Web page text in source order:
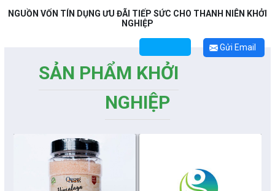
NGUỒN VỐN TÍN DỤNG ƯU ĐÃI TIẾP SỨC CHO THANH NIÊN KHỞI
NGHIỆP
Gửi Email
SẢN PHẨM KHỞI
NGHIỆP
Những sáng tạo độc đáo từ “cây nhà lá vườn”
Gam màu sáng trong bức tranh khởi nghiệp đổi mới sáng tạo